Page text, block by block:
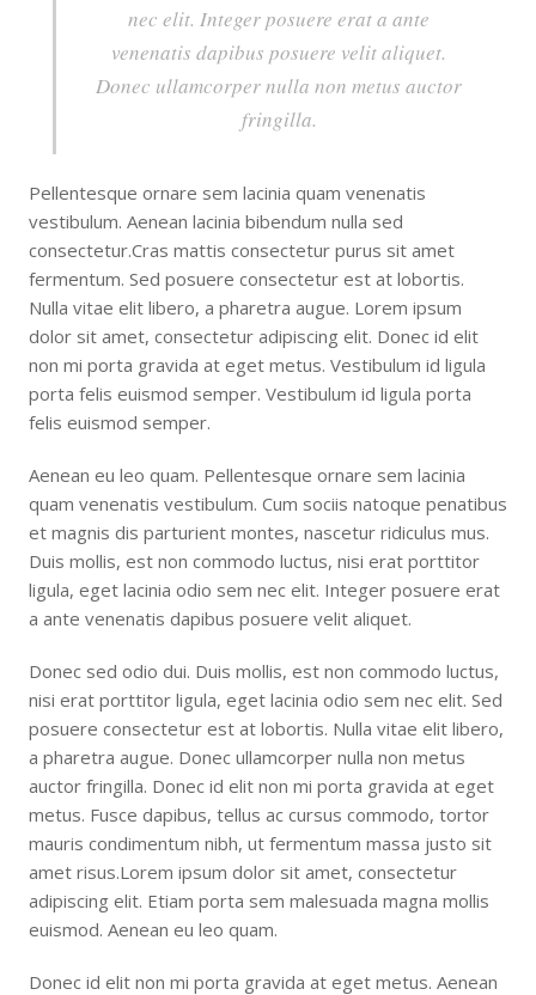
nec elit. Integer posuere erat a ante
venenatis dapibus posuere velit aliquet.
Donec ullamcorper nulla non metus auctor
fringilla.
Pellentesque ornare sem lacinia quam venenatis
vestibulum. Aenean lacinia bibendum nulla sed
consectetur.Cras mattis consectetur purus sit amet
fermentum. Sed posuere consectetur est at lobortis.
Nulla vitae elit libero, a pharetra augue. Lorem ipsum
dolor sit amet, consectetur adipiscing elit. Donec id elit
non mi porta gravida at eget metus. Vestibulum id ligula
porta felis euismod semper. Vestibulum id ligula porta
felis euismod semper.
Aenean eu leo quam. Pellentesque ornare sem lacinia
quam venenatis vestibulum. Cum sociis natoque penatibus
et magnis dis parturient montes, nascetur ridiculus mus.
Duis mollis, est non commodo luctus, nisi erat porttitor
ligula, eget lacinia odio sem nec elit. Integer posuere erat
a ante venenatis dapibus posuere velit aliquet.
Donec sed odio dui. Duis mollis, est non commodo luctus,
nisi erat porttitor ligula, eget lacinia odio sem nec elit. Sed
posuere consectetur est at lobortis. Nulla vitae elit libero,
a pharetra augue. Donec ullamcorper nulla non metus
auctor fringilla. Donec id elit non mi porta gravida at eget
metus. Fusce dapibus, tellus ac cursus commodo, tortor
mauris condimentum nibh, ut fermentum massa justo sit
amet risus.Lorem ipsum dolor sit amet, consectetur
adipiscing elit. Etiam porta sem malesuada magna mollis
euismod. Aenean eu leo quam.
Donec id elit non mi porta gravida at eget metus. Aenean